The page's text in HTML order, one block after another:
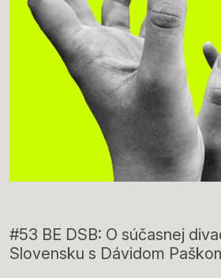
#53 BE DSB: O súčasnej
Slovensku s Dávidom